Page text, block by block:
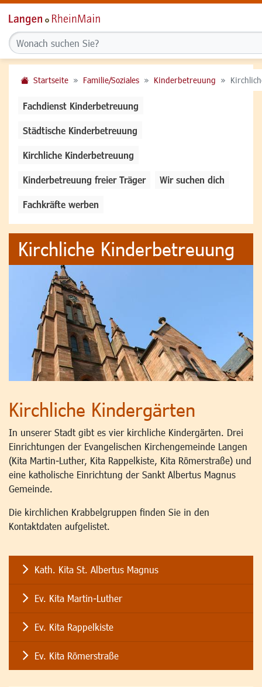
Startseite Familie/Soziales Kinderbetreuung
Fachdienst Kinderbetreuung
Städtische Kinderbetreuung
Kirchliche Kinderbetreuung
Kinderbetreuung freier Träger Wir suchen dich
Fachkräfte werben
Kirchliche Kinderbetreuung
Kath. Kita St. Albertus Magnus
Ev. Kita Martin-Luther
Ev. Kita Rappelkiste
Ev. Kita Römerstraße
Kirchliche Kindergärten
In unserer Stadt gibt es vier kirchliche Kindergärten. Drei
Einrichtungen der Evangelischen Kirchengemeinde Langen
(Kita Martin-Luther, Kita Rappelkiste, Kita Römerstraße) und
eine katholische Einrichtung der Sankt Albertus Magnus
Gemeinde.
Die kirchlichen Krabbelgruppen finden Sie in den
Kontaktdaten aufgelistet.